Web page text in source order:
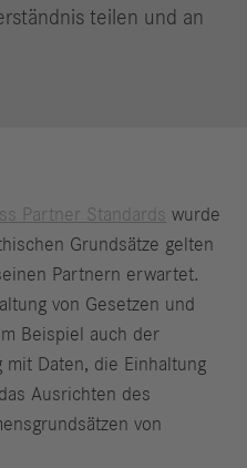
teilen und an
Partner Standards wurde
Grundsätze gelten
Partnern erwartet.
von Gesetzen und
Beispiel auch der
mit Daten, die Einhaltung
Ausrichten des
von